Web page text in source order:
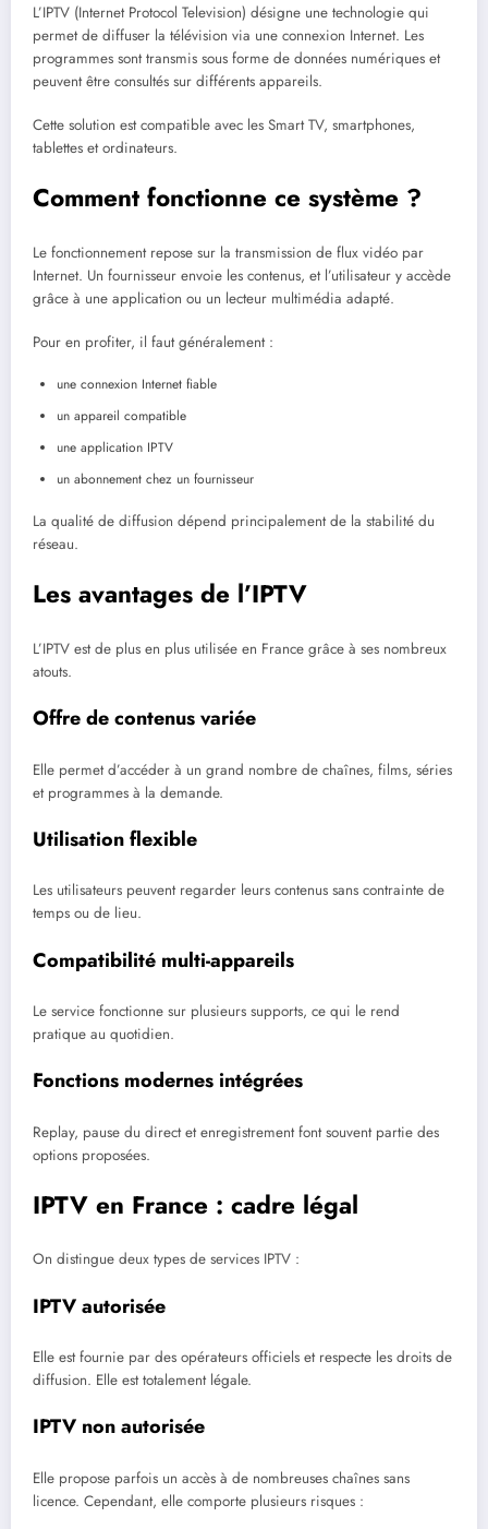
L’IPTV (Internet Protocol Television) désigne une technologie qui
permet de diffuser la télévision via une connexion Internet. Les
programmes sont transmis sous forme de données numériques et
peuvent être consultés sur différents appareils.
Cette solution est compatible avec les Smart TV, smartphones,
tablettes et ordinateurs.
Comment fonctionne ce système ?
Le fonctionnement repose sur la transmission de flux vidéo par
Internet. Un fournisseur envoie les contenus, et l’utilisateur y accède
grâce à une application ou un lecteur multimédia adapté.
Pour en profiter, il faut généralement :
une connexion Internet fiable
un appareil compatible
une application IPTV
un abonnement chez un fournisseur
La qualité de diffusion dépend principalement de la stabilité du
réseau.
Les avantages de l’IPTV
L’IPTV est de plus en plus utilisée en France grâce à ses nombreux
atouts.
Offre de contenus variée
Elle permet d’accéder à un grand nombre de chaînes, films, séries
et programmes à la demande.
Utilisation flexible
Les utilisateurs peuvent regarder leurs contenus sans contrainte de
temps ou de lieu.
Compatibilité multi-appareils
Le service fonctionne sur plusieurs supports, ce qui le rend
pratique au quotidien.
Fonctions modernes intégrées
Replay, pause du direct et enregistrement font souvent partie des
options proposées.
IPTV en France : cadre légal
On distingue deux types de services IPTV :
IPTV autorisée
Elle est fournie par des opérateurs officiels et respecte les droits de
diffusion. Elle est totalement légale.
IPTV non autorisée
Elle propose parfois un accès à de nombreuses chaînes sans
licence. Cependant, elle comporte plusieurs risques :